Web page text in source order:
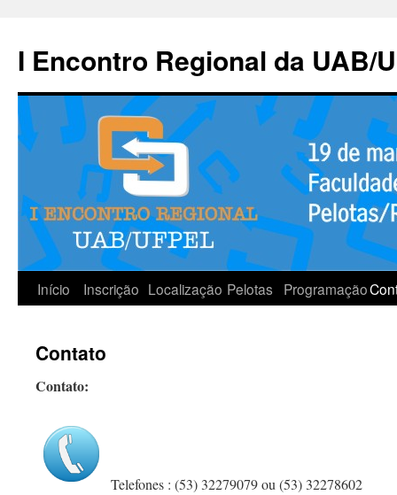
conteúdo
I Encontro Regional da UAB/
Início Inscrição Localização Pelotas Programação
Contato
Contato:
Telefones : (53) 32279079 ou (53) 32278602